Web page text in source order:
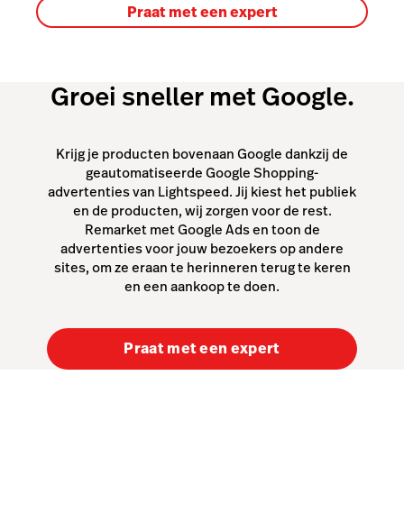
Praat met een expert
Groei sneller met Google.
Krijg je producten bovenaan Google dankzij de
geautomatiseerde Google Shopping-
advertenties van Lightspeed. Jij kiest het publiek
en de producten, wij zorgen voor de rest.
Remarket met Google Ads en toon de
advertenties voor jouw bezoekers op andere
sites, om ze eraan te herinneren terug te keren
en een aankoop te doen.
Praat met een expert